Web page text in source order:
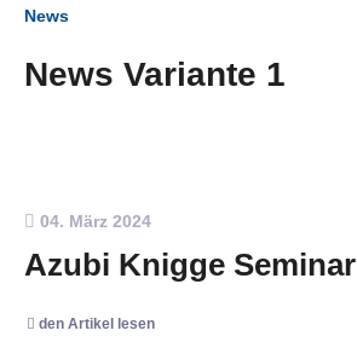
News
News Variante 1
04. März 2024
Azubi Knigge Seminar
den Artikel lesen